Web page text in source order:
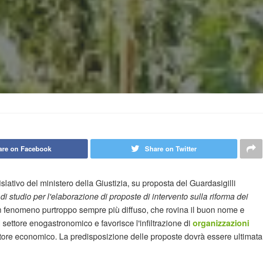
on Facebook Share on Twitter
del ministero della Giustizia, su proposta del Guardasigilli
studio per l'elaborazione di proposte di intervento sulla riforma dei
fenomeno purtroppo sempre più diffuso, che rovina il buon nome e
settore enogastronomico e favorisce l'infiltrazione di organizzazioni
economico. La predisposizione delle proposte dovrà essere ultimata